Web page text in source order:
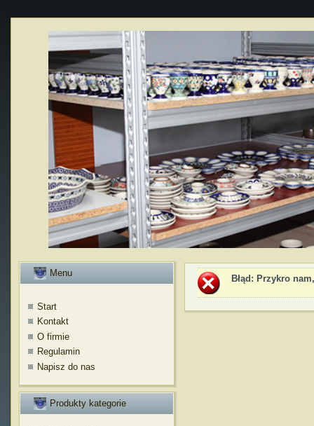
Menu
Start
Kontakt
O firmie
Regulamin
Napisz do nas
Produkty kategorie
Błąd : Przykro